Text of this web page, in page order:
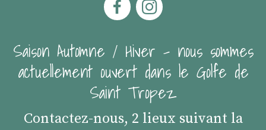
Saison Automne / Hiver - nous sommes
actuellement ouvert dans le Golfe de
Saint Tropez
Contactez-nous, 2 lieux suivant la